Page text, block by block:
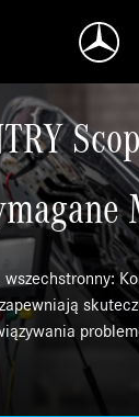
wszechstronny: